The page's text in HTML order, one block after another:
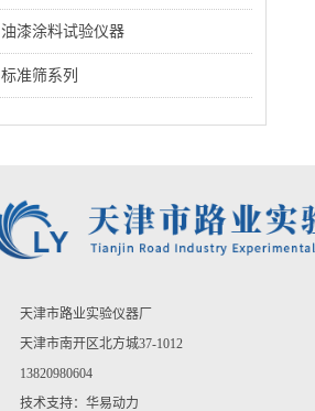
工具类
油漆涂料试验仪器
标准筛系列
天津市路业实验仪器厂
天津市南开区北方城37-1012
13820980604
技术支持： 华易动力